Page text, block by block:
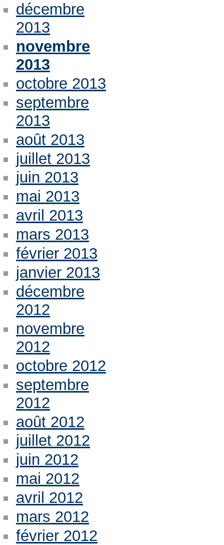
décembre
2013
novembre
2013
octobre 2013
septembre
2013
août 2013
juillet 2013
juin 2013
mai 2013
avril 2013
mars 2013
février 2013
janvier 2013
décembre
2012
novembre
2012
octobre 2012
septembre
2012
août 2012
juillet 2012
juin 2012
mai 2012
avril 2012
mars 2012
février 2012